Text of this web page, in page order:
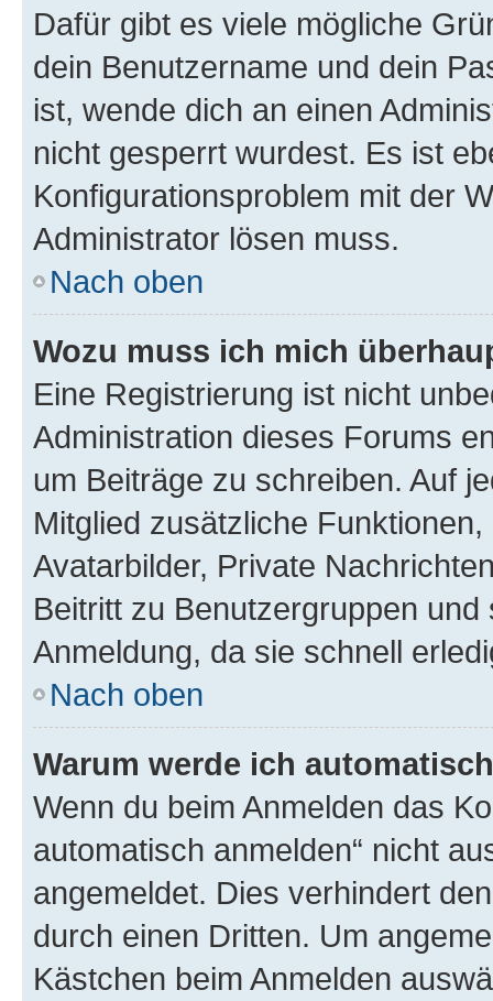
Dafür gibt es viele mögliche
dein Benutzername und dein
ist, wende dich an einen
nicht gesperrt wurdest. Es ist
Konfigurationsproblem mit der
Administrator lösen muss.
Nach oben
Wozu muss ich mich
Eine Registrierung ist nicht
Administration dieses Forums
um Beiträge zu schreiben. Auf
Mitglied zusätzliche
Avatarbilder, Private
Beitritt zu Benutzergruppen
Anmeldung, da sie schnell
Nach oben
Warum werde ich
Wenn du beim Anmelden das
automatisch anmelden“ nicht
angemeldet. Dies verhindert
durch einen Dritten. Um
Kästchen beim Anmelden